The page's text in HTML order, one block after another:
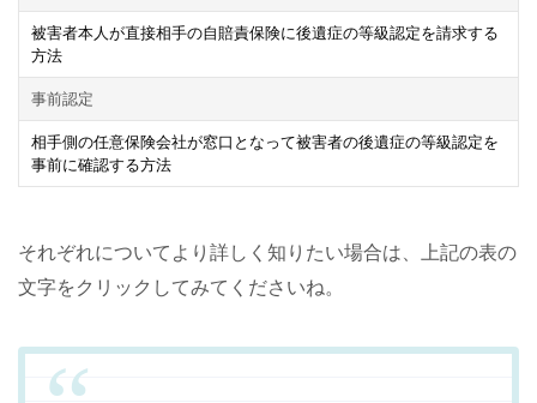
被害者本人が直接相手の自賠責保険に後遺症の等級認定を請求する
方法
事前認定
相手側の任意保険会社が窓口となって被害者の後遺症の等級認定を
事前に確認する方法
それぞれについてより詳しく知りたい場合は、上記の表の
文字をクリックしてみてくださいね。